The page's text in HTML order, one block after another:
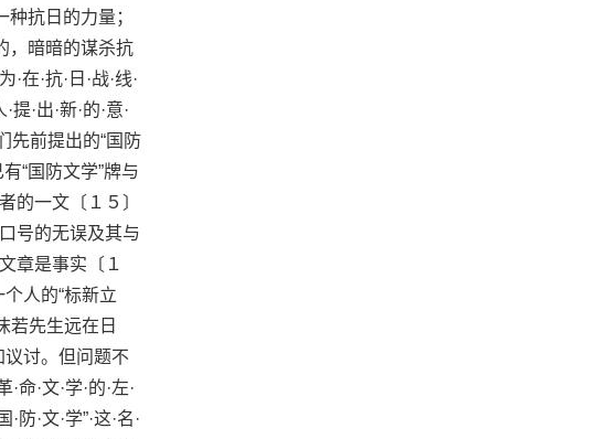
抗日的力量；
，暗暗的谋杀抗
在·抗·日·战·线·
提·出·新·的·意·
先前提出的“国防
“国防文学”牌与
的一文〔１５〕
号的无误及其与
章是事实〔１
人的“标新立
若先生远在日
讨。但问题不
命·文·学·的·左·
·防·文·学”·这·名·